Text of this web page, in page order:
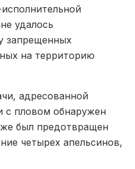
удалось
запрещенных
на территорию
адресованной
с пловом обнаружен
был предотвращен
четырех апельсинов,